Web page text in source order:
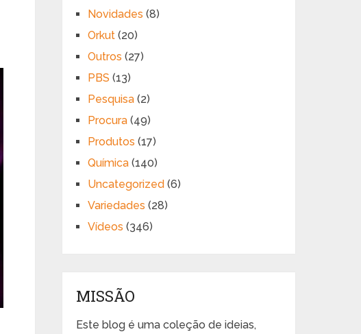
Novidades (8)
Orkut (20)
Outros (27)
PBS (13)
Pesquisa (2)
Procura (49)
Produtos (17)
Química (140)
Uncategorized (6)
Variedades (28)
Vídeos (346)
MISSÃO
Este blog é uma coleção de ideias,